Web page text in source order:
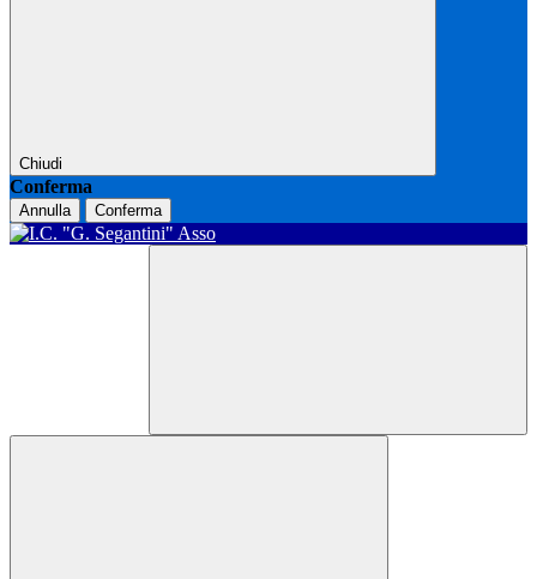
Chiudi
Conferma
Annulla Conferma